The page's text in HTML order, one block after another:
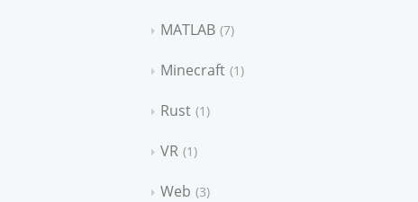
MATLAB 7
Minecraft 1
Rust 1
VR 1
Web 3